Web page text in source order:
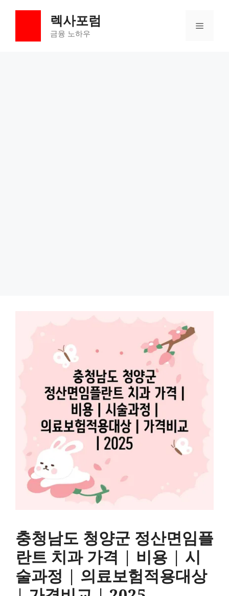
렉사포럼
금융 노하우
메
충청남도 청양군 정산면임플
란트 치과 가격 | 비용 | 시
술과정 | 의료보험적용대상